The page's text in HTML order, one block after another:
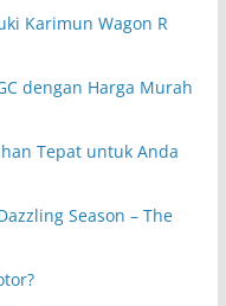
Karimun Wagon R
dengan Harga Murah
Tepat untuk Anda
Season – The